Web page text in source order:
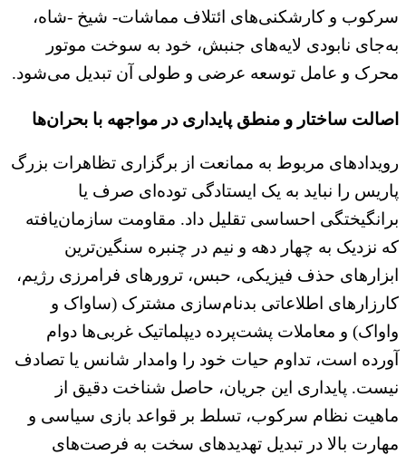
سرکوب و کارشکنی‌های ائتلاف مماشات- شیخ -شاه‌،
به‌جای نابودی لایه‌های جنبش، خود به سوخت موتور
محرک و عامل توسعه عرضی و طولی آن تبدیل می‌شود.
اصالت ساختار و منطق پایداری در مواجهه با بحران‌ها
رویدادهای مربوط به ممانعت از برگزاری تظاهرات بزرگ
پاریس را نباید به یک ایستادگی توده‌‌ای صرف یا
برانگیختگی احساسی تقلیل داد. مقاومت سازمان‌یافته
که نزدیک به چهار دهه و نیم در چنبره سنگین‌ترین
ابزارهای حذف فیزیکی، حبس، ترورهای فرامرزی رژیم،
کارزارهای اطلاعاتی بدنام‌سازی مشترک (ساواک و
واواک) و معاملات پشت‌پرده دیپلماتیک غربی‌ها دوام
آورده است، تداوم حیات خود را وامدار شانس یا تصادف
نیست. پایداری این جریان، حاصل شناخت دقیق از
ماهیت نظام سرکوب، تسلط بر قواعد بازی سیاسی و
مهارت بالا در تبدیل تهدیدهای سخت به فرصت‌های